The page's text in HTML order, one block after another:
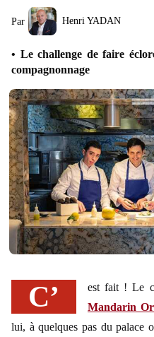
Posted
Par Henri YADAN
Le challenge de faire
compagnonnage
C’est fait ! Le
Mandarin
lui, à quelques pas du palace